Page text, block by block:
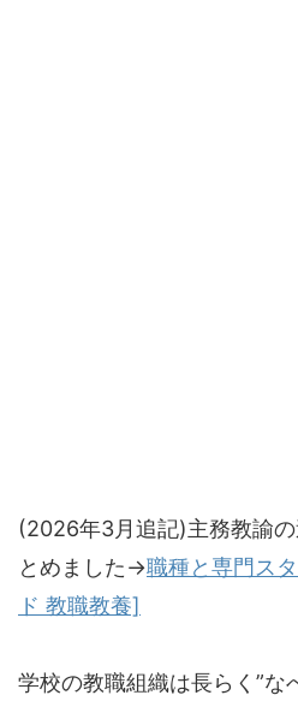
(2026年3月追記)主務教諭
とめました→職種と専門ス
ド 教職教養]
学校の教職組織は長らく”な